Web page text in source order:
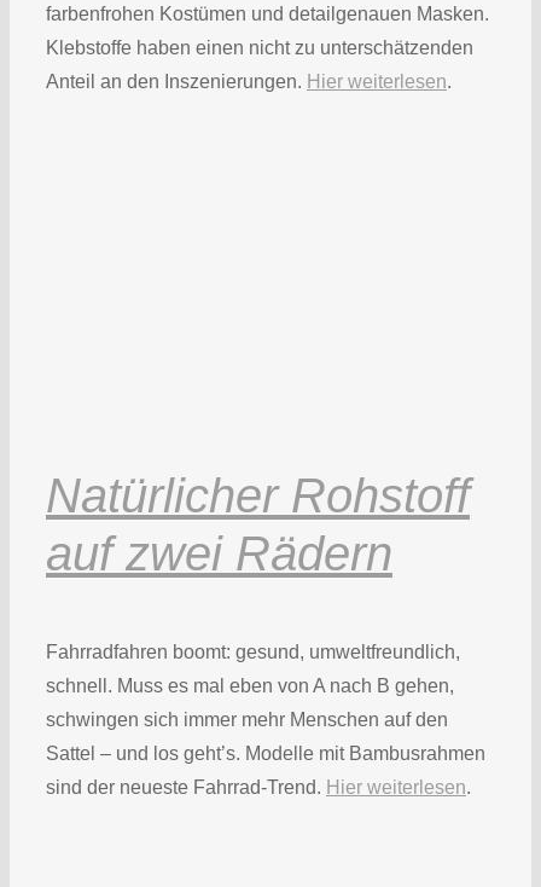
farbenfrohen Kostümen und detailgenauen Masken.
Klebstoffe haben einen nicht zu unterschätzenden
Anteil an den Inszenierungen. Hier weiterlesen.
Natürlicher Rohstoff
auf zwei Rädern
Fahrradfahren boomt: gesund, umweltfreundlich,
schnell. Muss es mal eben von A nach B gehen,
schwingen sich immer mehr Menschen auf den
Sattel – und los geht’s. Modelle mit Bambusrahmen
sind der neueste Fahrrad-Trend. Hier weiterlesen.